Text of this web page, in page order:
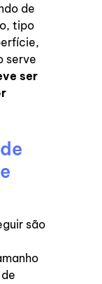
de
tipo
serve
ser
são